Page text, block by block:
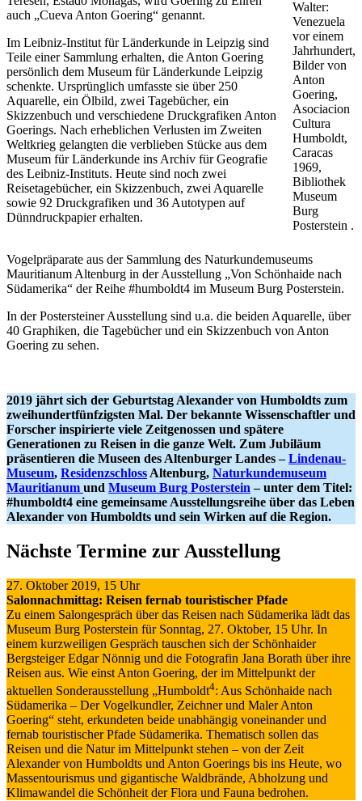
Walter:
Venezuela
vor einem
Jahrhundert,
Bilder von
Anton
Goering,
Asociacion
Cultura
Humboldt,
Caracas
1969,
Bibliothek
Museum
Burg
Posterstein .
auch „Cueva Anton Goering“ genannt.
Im Leibniz-Institut für Länderkunde in Leipzig sind
Teile einer Sammlung erhalten, die Anton Goering
persönlich dem Museum für Länderkunde Leipzig
schenkte. Ursprünglich umfasste sie über 250
Aquarelle, ein Ölbild, zwei Tagebücher, ein
Skizzenbuch und verschiedene Druckgrafiken Anton
Goerings. Nach erheblichen Verlusten im Zweiten
Weltkrieg gelangten die verblieben Stücke aus dem
Museum für Länderkunde ins Archiv für Geografie
des Leibniz-Instituts. Heute sind noch zwei
Reisetagebücher, ein Skizzenbuch, zwei Aquarelle
sowie 92 Druckgrafiken und 36 Autotypen auf
Dünndruckpapier erhalten.
Vogelpräparate aus der Sammlung des Naturkundemuseums
Mauritianum Altenburg in der Ausstellung „Von Schönhaide nach
Südamerika“ der Reihe #humboldt4 im Museum Burg Posterstein.
In der Postersteiner Ausstellung sind u.a. die beiden Aquarelle, über
40 Graphiken, die Tagebücher und ein Skizzenbuch von Anton
Goering zu sehen.
2019 jährt sich der Geburtstag Alexander von Humboldts zum
zweihundertfünfzigsten Mal. Der bekannte Wissenschaftler und
Forscher inspirierte viele Zeitgenossen und spätere
Generationen zu Reisen in die ganze Welt. Zum Jubiläum
präsentieren die Museen des Altenburger Landes –Lindenau-
Museum, Residenzschloss Altenburg, Naturkundemuseum
Mauritianum und Museum Burg Posterstein – unter dem Titel:
#humboldt4 eine gemeinsame Ausstellungsreihe über das Leben
Alexander von Humboldts und sein Wirken auf die Region.
Nächste Termine zur Ausstellung
27. Oktober 2019, 15 Uhr
Salonnachmittag: Reisen fernab touristischer Pfade
Zu einem Salongespräch über das Reisen nach Südamerika lädt das
Museum Burg Posterstein für Sonntag, 27. Oktober, 15 Uhr. In
einem kurzweiligen Gespräch tauschen sich der Schönhaider
Bergsteiger Edgar Nönnig und die Fotografin Jana Borath über ihre
Reisen aus. Wie einst Anton Goering, der im Mittelpunkt der
aktuellen Sonderausstellung „Humboldt4: Aus Schönhaide nach
Südamerika – Der Vogelkundler, Zeichner und Maler Anton
Goering“ steht, erkundeten beide unabhängig voneinander und
fernab touristischer Pfade Südamerika. Thematisch sollen das
Reisen und die Natur im Mittelpunkt stehen – von der Zeit
Alexander von Humboldts und Anton Goerings bis ins Heute, wo
Massentourismus und gigantische Waldbrände, Abholzung und
Klimawandel die Schönheit der Flora und Fauna bedrohen.